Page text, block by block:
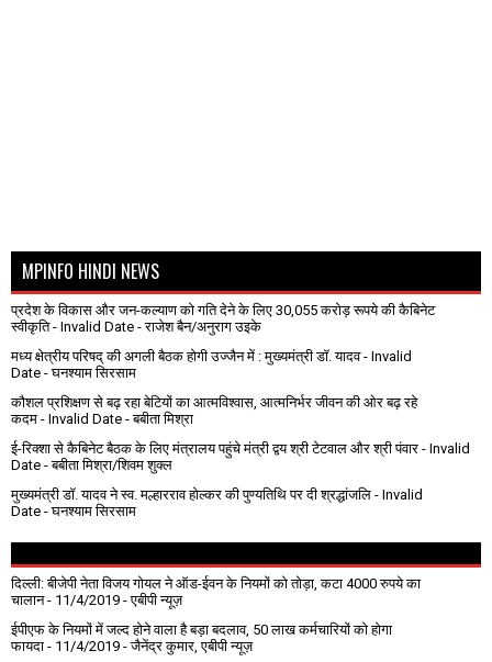
MPINFO HINDI NEWS
प्रदेश के विकास और जन-कल्याण को गति देने के लिए 30,055 करोड़ रूपये की कैबिनेट
स्वीकृति- Invalid Date - राजेश बैन/अनुराग उइके
मध्य क्षेत्रीय परिषद् की अगली बैठक होगी उज्जैन में : मुख्यमंत्री डॉ. यादव- Invalid
Date - घनश्याम सिरसाम
कौशल प्रशिक्षण से बढ़ रहा बेटियों का आत्मविश्वास, आत्मनिर्भर जीवन की ओर बढ़ रहे
कदम - Invalid Date - बबीता मिश्रा
ई-रिक्शा से कैबिनेट बैठक के लिए मंत्रालय पहुंचे मंत्री द्वय श्री टेटवाल और श्री पंवार - Invalid
Date - बबीता मिश्रा/शिवम शुक्ल
मुख्यमंत्री डॉ. यादव ने स्व. मल्हारराव होल्कर की पुण्यतिथि पर दी श्रद्धांजलि - Invalid
Date - घनश्याम सिरसाम
दिल्ली: बीजेपी नेता विजय गोयल ने ऑड-ईवन के नियमों को तोड़ा, कटा 4000 रुपये का
चालान- 11/4/2019 - एबीपी न्यूज़
ईपीएफ के नियमों में जल्द होने वाला है बड़ा बदलाव, 50 लाख कर्मचारियों को होगा
फायदा - 11/4/2019 - जैनेंद्र कुमार, एबीपी न्यूज़